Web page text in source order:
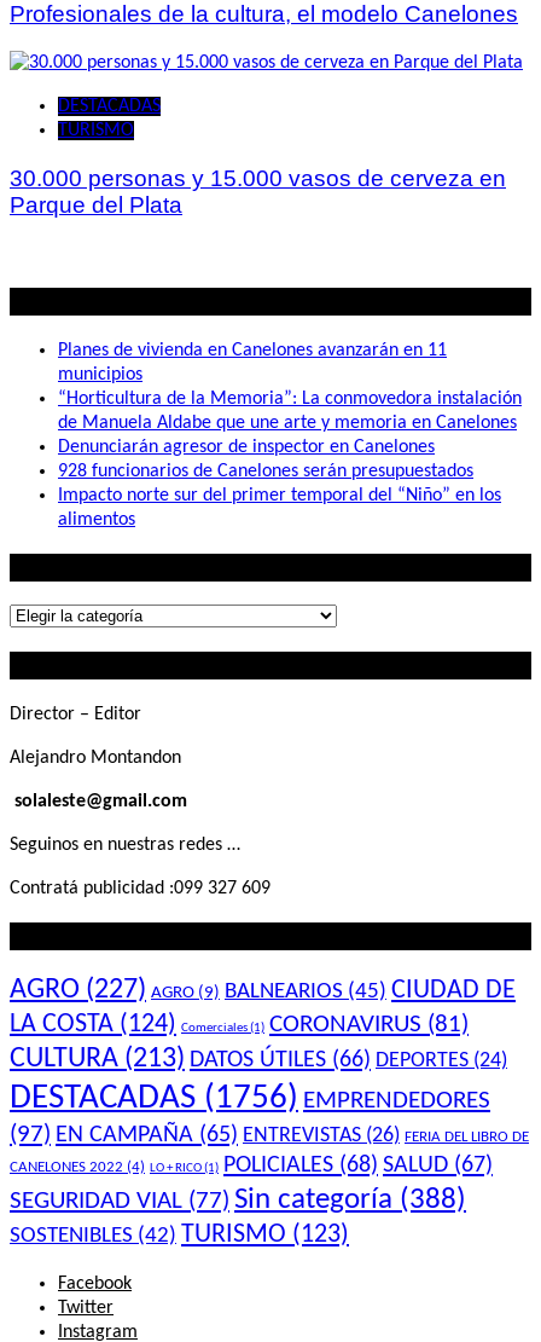
Profesionales de la cultura, el modelo Canelones
DESTACADAS
TURISMO
30.000 personas y 15.000 vasos de cerveza en
Parque del Plata
Planes de vivienda en Canelones avanzarán en 11
municipios
“Horticultura de la Memoria”: La conmovedora instalación
de Manuela Aldabe que une arte y memoria en Canelones
Denunciarán agresor de inspector en Canelones
928 funcionarios de Canelones serán presupuestados
Impacto norte sur del primer temporal del “Niño” en los
alimentos
Lo
Director – Editor
Alejandro Montandon
solaleste@gmail.com
Seguinos en nuestras redes …
Contratá publicidad :099 327 609
AGRO (227) AGRO (9) BALNEARIOS (45) CIUDAD DE
LA COSTA (124) Comerciales(1) CORONAVIRUS (81)
CULTURA (213) DATOS ÚTILES (66) DEPORTES (24)
DESTACADAS (1756) EMPRENDEDORES
(97) EN CAMPAÑA (65) ENTREVISTAS (26) FERIA DEL LIBRO DE
CANELONES 2022 (4) LO + RICO(1) POLICIALES (68) SALUD (67)
SEGURIDAD VIAL (77) Sin categoría (388)
SOSTENIBLES (42) TURISMO (123)
Facebook
Twitter
Instagram